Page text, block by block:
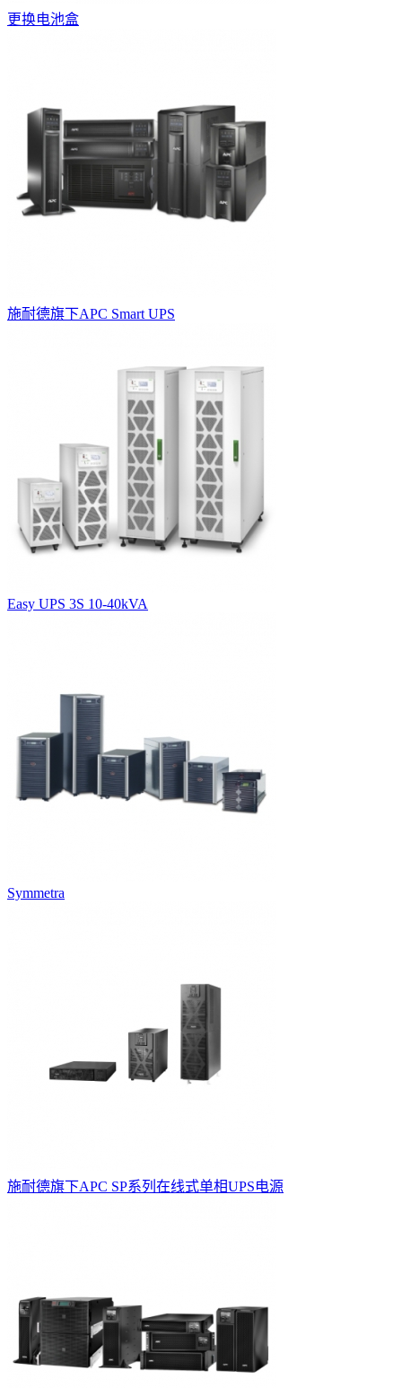
更换电池盒
施耐德旗下APC Smart UPS
Easy UPS 3S 10-40kVA
Symmetra
施耐德旗下APC SP系列在线式单相UPS电源